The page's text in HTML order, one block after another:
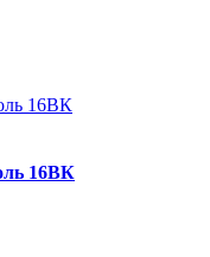
16ВК